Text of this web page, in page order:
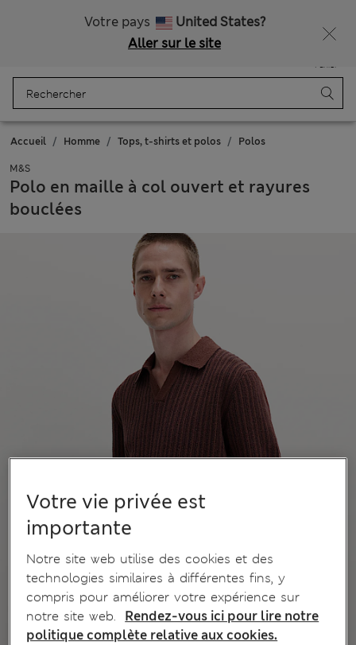
Votre pays
United States?
Aller sur le site
Panier
Accueil Homme Tops, t-shirts et polos Polos
M&S
Polo en maille à col ouvert et rayures
bouclées
Votre vie privée est
importante
Notre site web utilise des cookies et des
technologies similaires à différentes fins, y
compris pour améliorer votre expérience sur
notre site web.
Rendez-vous ici pour lire notre
politique complète relative aux cookies.